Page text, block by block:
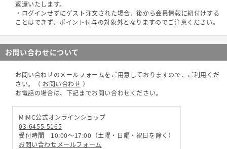
返還いたします。
・ログインせずにゲスト注文された場合、後から会員情報に紐付けする
ことはできず、ポイント付与の対象外となりますのでご注意ください。
お問い合わせについて
お問い合わせのメールフォームをご用意しておりますので、ご利用くだ
さい。（ お問い合わせ ）
お電話の場合は、下記までお問い合わせください。
MiMC公式オンラインショップ
03-6455-5165
受付時間 10:00～17:00（土曜・日曜・祝日を除く）
お問い合わせメールフォーム